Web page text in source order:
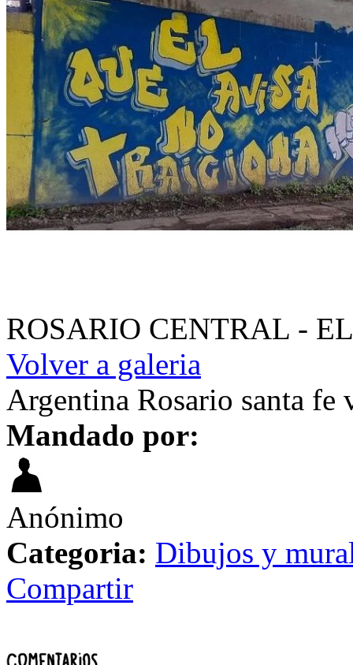
ROSARIO CENTRAL -
Volver a galeria
Argentina Rosario santa
Mandado por:
Anónimo
Categoria: Dibujos y
Compartir